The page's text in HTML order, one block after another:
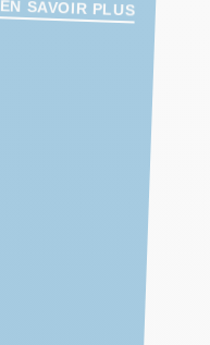
EN SAVOIR PLUS